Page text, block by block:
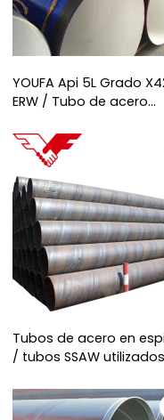
YOUFA Api 5L Grado
ERW / Tubo de acero
Tubos de acero en
/ tubos SSAW
construcción de YOUFA